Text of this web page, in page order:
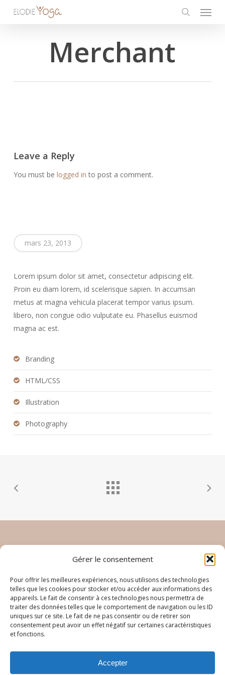
Gérer le consentement
Pour offrir les meilleures expériences, nous utilisons des technologies
telles que les cookies pour stocker et/ou accéder aux informations des
appareils. Le fait de consentir à ces technologies nous permettra de
traiter des données telles que le comportement de navigation ou les ID
uniques sur ce site. Le fait de ne pas consentir ou de retirer son
consentement peut avoir un effet négatif sur certaines caractéristiques
et fonctions.
Accepter
Menu
Merchant
Leave a Reply
You must be logged in to post a comment.
mars 23, 2013
Lorem ipsum dolor sit amet, consectetur adipiscing elit.
Proin eu diam lorem, id scelerisque sapien. In accumsan
metus at magna vehicula placerat tempor varius ipsum.
libero, non congue odio vulputate eu. Phasellus euismod
magna ac est.
Branding
HTML/CSS
Illustration
Photography
Inscrivez vous à la newletter
Je souhaite de recevoir la newsletter d'Elodie Yoga